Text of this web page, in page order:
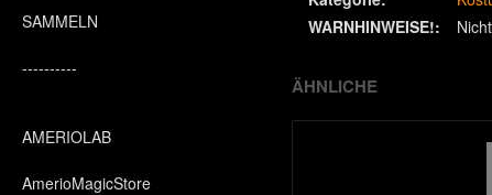
SAMMELN
----------
AMERIOLAB
AmerioMagicStore
WARNHINWEISE!:
ÄHNLICHE